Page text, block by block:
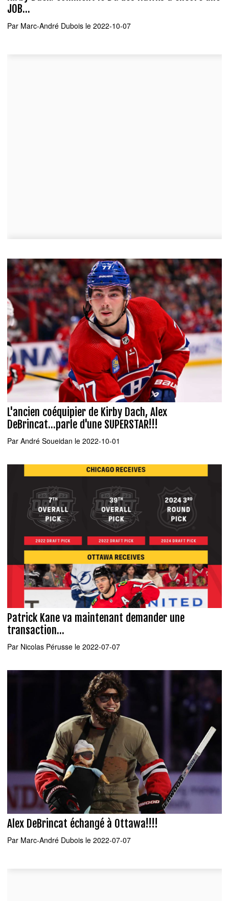
JOB...
Par Marc-André Dubois le 2022-10-07
L'ancien coéquipier de Kirby Dach, Alex
DeBrincat...parle d'une SUPERSTAR!!!
Par André Soueidan le 2022-10-01
Patrick Kane va maintenant demander une
transaction...
Par Nicolas Pérusse le 2022-07-07
Alex DeBrincat échangé à Ottawa!!!!
Par Marc-André Dubois le 2022-07-07